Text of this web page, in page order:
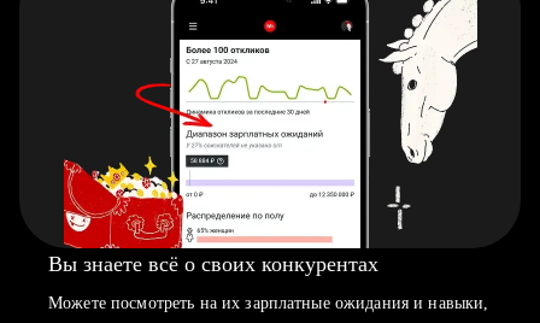
Вы знаете всё о своих конкурентах
Можете посмотреть на их зарплатные ожидания и навыки,